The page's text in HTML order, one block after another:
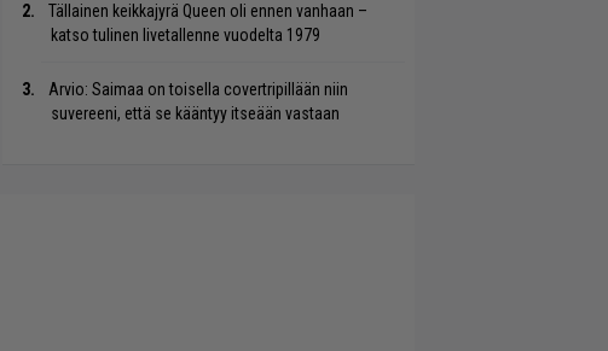
Tällainen keikkajyrä Queen oli ennen vanhaan –
katso tulinen livetallenne vuodelta 1979
Arvio: Saimaa on toisella covertripillään niin
suvereeni, että se kääntyy itseään vastaan